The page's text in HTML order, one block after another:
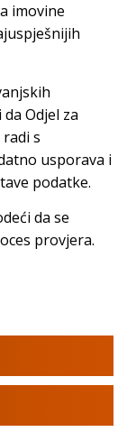
imovine
Odjel za
s
usporava i
podatke.
da se
provjera.